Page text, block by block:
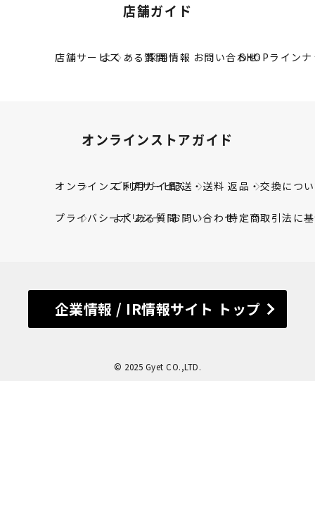
店舗ガイド
店舗サービスよくある質問採用情報 お問い合わせSHOPライン
オンラインストアガイド
オンラインストアサービス
ご利用ガイド配送・送料 返品・交換につ
プライバシーポリシー
よくある質問お問い合わせ特定商取引法に
企業情報 / IR情報サイト トップ
© 2025 Gyet CO.,LTD.